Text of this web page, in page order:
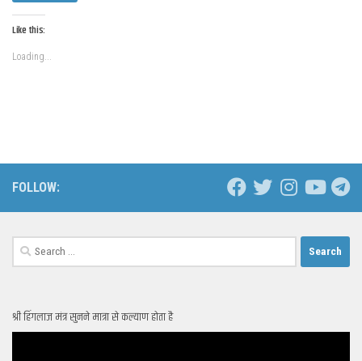
Like this:
Loading...
FOLLOW:
Search
for:
श्री हिंगलाज मंत्र सुनने मात्रा से कल्याण होता है